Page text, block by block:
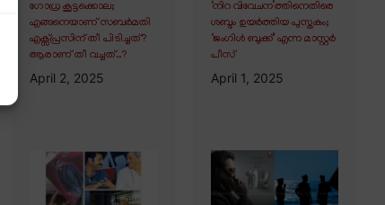
ഗോധ്ര കൂട്ടക്കൊല;
എങ്ങനെയാണ് സബർമതി
എക്സ്പ്രസിന് തീ പിടിച്ചത്?
ആരാണ് തീ വച്ചത്..?
April 2, 2025
‘നിറ വിവേചന’ത്തിനെതിരെ
ശബ്ദം ഉയർത്തിയ പുസ്തകം;
‘ജംഗിൾ ബുക്ക്’ എന്ന മാസ്റ്റർ
പീസ്
April 1, 2025